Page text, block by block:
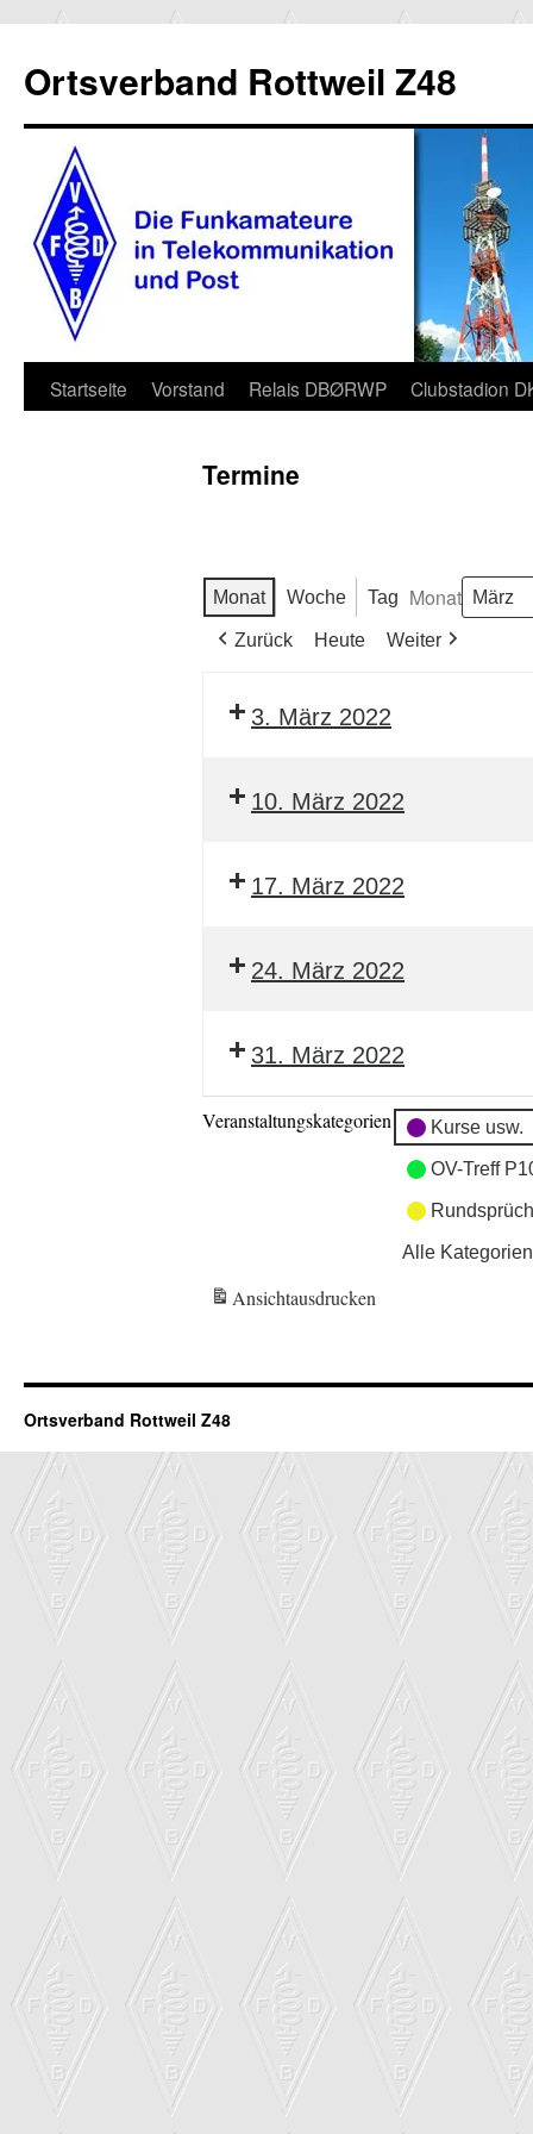
Ortsverband Rottweil Z48
Zum
Startseite Vorstand Relais DBØRWP Clubstadion
Termine
Monat Woche Tag Monat
Zurück Heute Weiter
3. März 2022
10. März 2022
17. März 2022
24. März 2022
31. März 2022
Veranstaltungskategorien Kurse usw.
OV-Treff
Alle Kategorien
Ansichtausdrucken
Ortsverband Rottweil Z48